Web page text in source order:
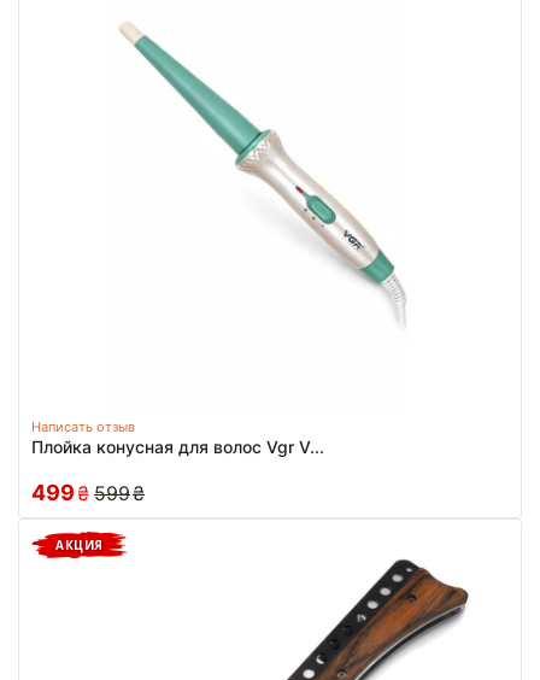
Написать отзыв
Плойка конусная для волос Vgr V...
499₴ 599₴
АКЦИЯ